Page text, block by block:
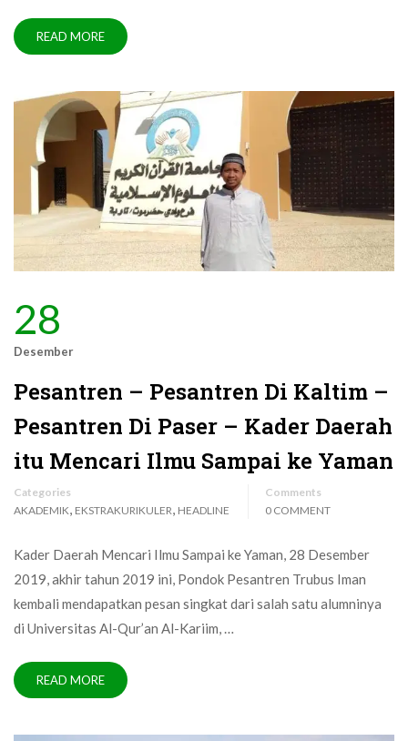
READ MORE
28
Desember
Pesantren – Pesantren Di Kaltim –
Pesantren Di Paser – Kader Daerah
itu Mencari Ilmu Sampai ke Yaman
Categories
AKADEMIK, EKSTRAKURIKULER, HEADLINE
Comments
0 COMMENT
Kader Daerah Mencari Ilmu Sampai ke Yaman, 28 Desember
2019, akhir tahun 2019 ini, Pondok Pesantren Trubus Iman
kembali mendapatkan pesan singkat dari salah satu alumninya
di Universitas Al-Qur’an Al-Kariim, …
READ MORE